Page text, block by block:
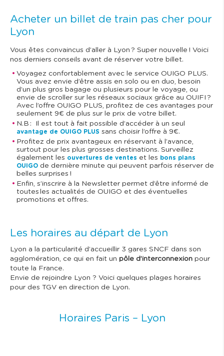
Acheter un billet de train pas cher pour
Lyon
Vous êtes convaincus d’aller à Lyon ? Super nouvelle ! Voici
nos derniers conseils avant de réserver votre billet.
Voyagez confortablement avec le service OUIGO PLUS.
Vous avez envie d’être assis en solo ou en duo, besoin
d’un plus gros bagage ou plusieurs pour le voyage, ou
envie de scroller sur les réseaux sociaux grâce au OUIFI ?
Avec l’offre OUIGO PLUS, profitez de ces avantages pour
seulement 9€ de plus sur le prix de votre billet.
N.B : Il est tout à fait possible d’accéder à un seul
avantage de OUIGO PLUS sans choisir l’offre à 9€.
Profitez de prix avantageux en réservant à l’avance,
surtout pour les plus grosses destinations. Surveillez
également les ouvertures de ventes et les bons plans
OUIGO de dernière minute qui peuvent parfois réserver de
belles surprises !
Enfin, s’inscrire à la Newsletter permet d’être informé de
toutes les actualités de OUIGO et des éventuelles
promotions et offres.
Les horaires au départ de Lyon
Lyon a la particularité d’accueillir 3 gares SNCF dans son
agglomération, ce qui en fait un pôle d’interconnexion pour
toute la France.
Envie de rejoindre Lyon ? Voici quelques plages horaires
pour des TGV en direction de Lyon.
Horaires Paris – Lyon